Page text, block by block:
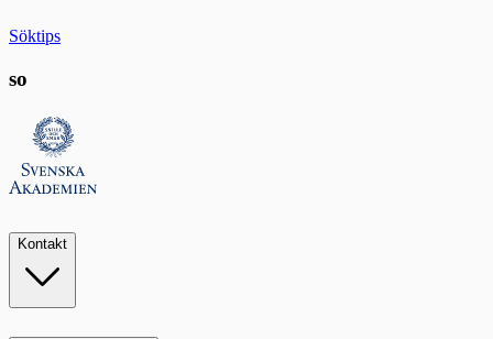
Söktips
so
Kontakt